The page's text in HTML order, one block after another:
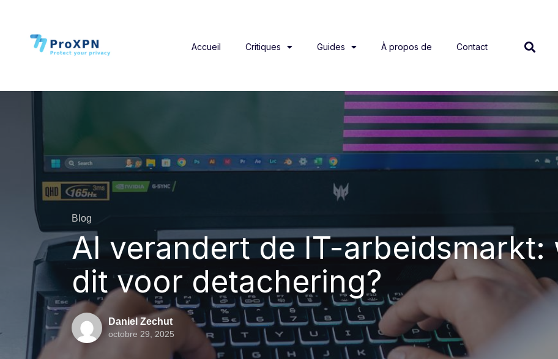
Accueil Critiques Guides À propos de Contact
Blog
AI verandert de IT-
dit voor detachering?
Daniel Zechut
octobre 29, 2025